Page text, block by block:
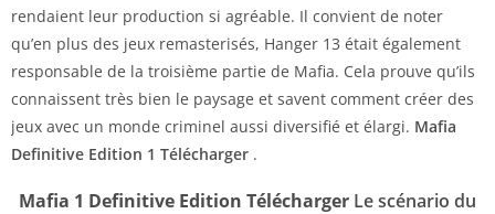
rendaient leur production si agréable. Il convient de noter
qu’en plus des jeux remasterisés, Hanger 13 était également
responsable de la troisième partie de Mafia. Cela prouve qu’ils
connaissent très bien le paysage et savent comment créer des
jeux avec un monde criminel aussi diversifié et élargi. Mafia
Definitive Edition 1 Télécharger .
Mafia 1 Definitive Edition Télécharger Le scénario du